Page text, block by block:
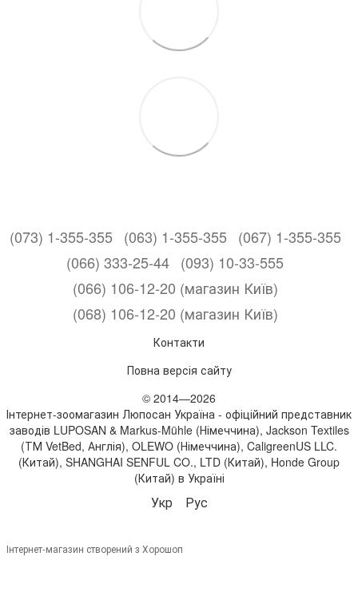
(073) 1-355-355 (063) 1-355-355 (067) 1-355-355
(066) 333-25-44 (093) 10-33-555
(066) 106-12-20 (магазин Київ)
(068) 106-12-20 (магазин Київ)
Контакти
Повна версія сайту
© 2014—2026
Інтернет-зоомагазин Люпосан Україна - офіційний представник
заводів LUPOSAN & Markus-Mühle (Німеччина), Jackson Textiles
(ТМ VetBed, Англія), OLEWO (Німеччина), CaligreenUS LLC.
(Китай), SHANGHAI SENFUL CO., LTD (Китай), Honde Group
(Китай) в Україні
Укр Рус
Інтернет-магазин створений з Хорошоп